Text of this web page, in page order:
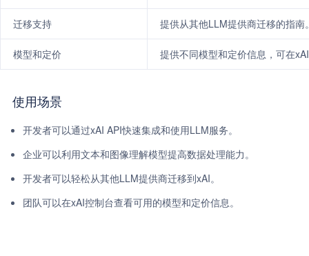
迁移支持 提供从其他LLM提供商迁移的指南
模型和定价 提供不同模型和定价信息，可在
使用场景
开发者可以通过xAI API快速集成和使用LLM服务。
企业可以利用文本和图像理解模型提高数据处理能力。
开发者可以轻松从其他LLM提供商迁移到xAI。
团队可以在xAI控制台查看可用的模型和定价信息。